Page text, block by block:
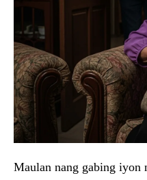
Maulan nang gabing